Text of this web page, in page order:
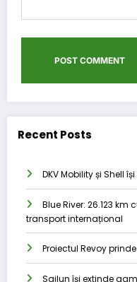
Recent Posts
DKV Mobility și Shell
Blue River: 26.123 km
transport internațional
Proiectul Revoy
Sailun își extinde